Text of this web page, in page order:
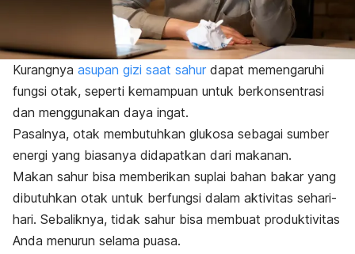
Kurangnya asupan gizi saat sahur dapat memengaruhi
fungsi otak, seperti kemampuan untuk berkonsentrasi
dan menggunakan daya ingat.
Pasalnya, otak membutuhkan glukosa sebagai sumber
energi yang biasanya didapatkan dari makanan.
Makan sahur bisa memberikan suplai bahan bakar yang
dibutuhkan otak untuk berfungsi dalam aktivitas sehari-
hari. Sebaliknya, tidak sahur bisa membuat produktivitas
Anda menurun selama puasa.